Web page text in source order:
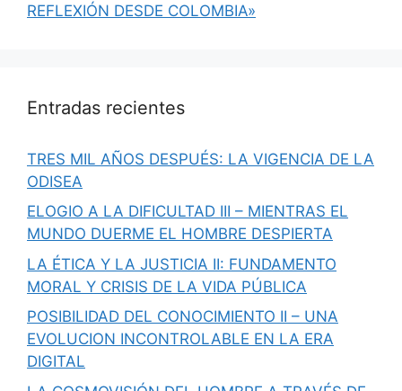
REFLEXIÓN DESDE COLOMBIA»
Entradas recientes
TRES MIL AÑOS DESPUÉS: LA VIGENCIA DE LA
ODISEA
ELOGIO A LA DIFICULTAD III – MIENTRAS EL
MUNDO DUERME EL HOMBRE DESPIERTA
LA ÉTICA Y LA JUSTICIA II: FUNDAMENTO
MORAL Y CRISIS DE LA VIDA PÚBLICA
POSIBILIDAD DEL CONOCIMIENTO II – UNA
EVOLUCION INCONTROLABLE EN LA ERA
DIGITAL